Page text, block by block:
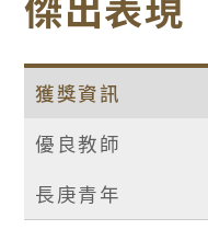
獲獎資訊
優良教師
長庚青年